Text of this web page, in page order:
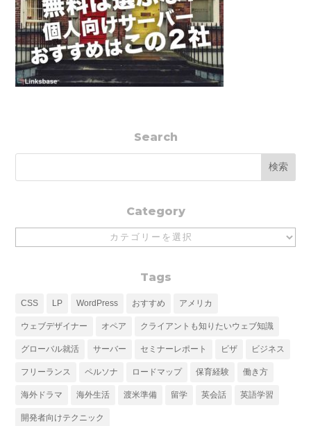
Search
Category
Tags
CSS LP WordPress おすすめ アメリカ
ウェブデザイナー オペア クライアントも知りたいウェブ知識
グローバル就活 サーバー セミナーレポート ビザ ビジネス
フリーランス ペルソナ ロードマップ 保育経験 働き方
海外ドラマ 海外生活 渡米準備 留学 英会話 英語学習
開発者向けテクニック